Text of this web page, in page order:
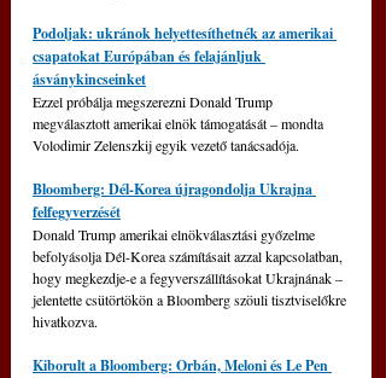
Podoljak: ukránok helyettesíthetnék az amerikai
csapatokat Európában és felajánljuk
ásványkincseinket
Ezzel próbálja megszerezni Donald Trump
megválasztott amerikai elnök támogatását – mondta
Volodimir Zelenszkij egyik vezető tanácsadója.
Bloomberg: Dél-Korea újragondolja Ukrajna
felfegyverzését
Donald Trump amerikai elnökválasztási győzelme
befolyásolja Dél-Korea számításait azzal kapcsolatban,
hogy megkezdje-e a fegyverszállításokat Ukrajnának –
jelentette csütörtökön a Bloomberg szöuli tisztviselőkre
hivatkozva.
Kiborult a Bloomberg: Orbán, Meloni és Le Pen